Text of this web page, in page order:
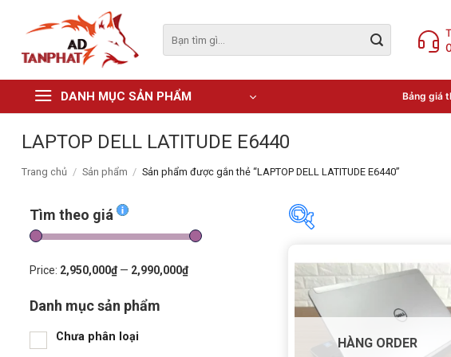
content
kiếm:
DANH MỤC SẢN PHẨM Bảng giá
LAPTOP DELL LATITUDE E6440
Trang chủ / Sản phẩm / Sản phẩm được gắn thẻ “LAPTOP DELL LATITUDE E6440”
Tìm theo giá
Price: 2,950,000₫ — 2,990,000₫
Danh mục sản phẩm
Chưa phân loại
Tìm theo giá
Price:2,950,000₫—
HÀNG ORDER